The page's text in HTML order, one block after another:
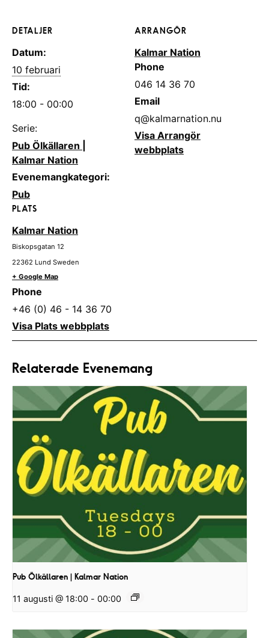
DETALJER
Datum:
10 februari
Tid:
18:00 - 00:00
Serie:
Pub Ölkällaren |
Kalmar Nation
Evenemangkategori:
Pub
PLATS
Kalmar Nation
Biskopsgatan 12
22362 Lund Sweden
+ Google Map
Phone
+46 (0) 46 - 14 36 70
Visa Plats webbplats
ARRANGÖR
Kalmar Nation
Phone
046 14 36 70
Email
q@kalmarnation.nu
Visa Arrangör
webbplats
Relaterade Evenemang
Pub Ölkällaren | Kalmar Nation
11 augusti @ 18:00 - 00:00